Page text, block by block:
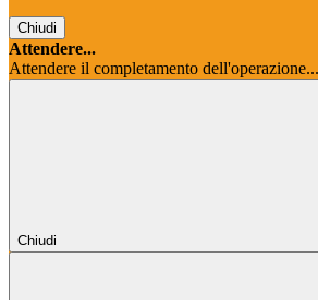
Chiudi
Attendere...
Attendere il completamento dell'operazione...
Chiudi